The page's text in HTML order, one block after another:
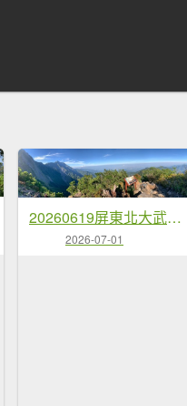
20260619屏東北大武山(第9刷)
2026-07-01